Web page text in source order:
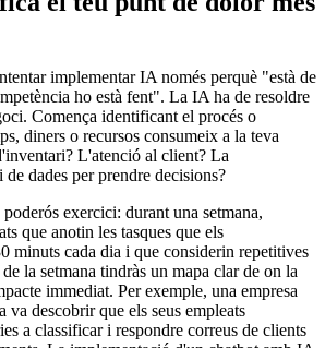
implementar IA només perquè "està de
ho està fent". La IA ha de resoldre
Comença identificant el procés o
diners o recursos consumeix a la teva
L'atenció al client? La
dades per prendre decisions?
exercici: durant una setmana,
que anotin les tasques que els
minuts cada dia i que considerin repetitives
la setmana tindràs un mapa clar de on la
immediat. Per exemple, una empresa
va descobrir que els seus empleats
a classificar i respondre correus de clients